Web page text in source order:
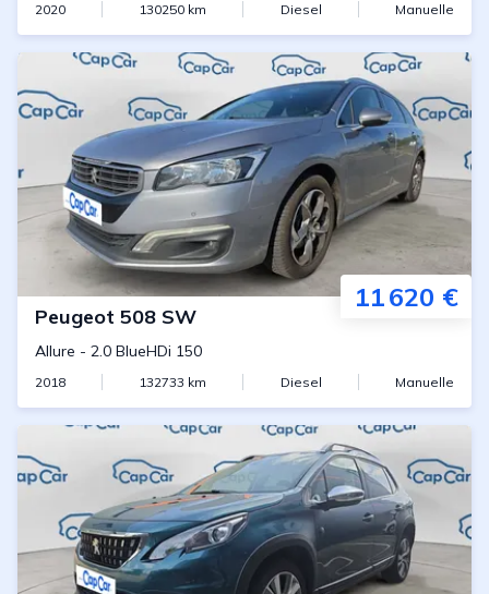
2020 130250 km Diesel Manuelle
11 620 €
Peugeot 508 SW
Allure - 2.0 BlueHDi 150
2018 132733 km Diesel Manuelle